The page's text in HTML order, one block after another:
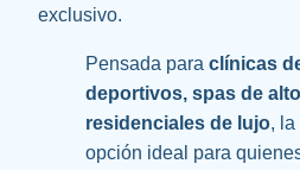
exclusivo.
Pensada para clínicas
deportivos, spas de
residenciales de lujo,
opción ideal para